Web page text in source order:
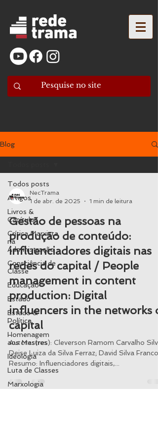
Blog
Todos posts
Artigos
Livros &
Capítulos
Crítica Marxista
na
Administração
Consciência de
Classe
Educação
Estado
Estado &
Política
Homenagem
aos Mestres
Ideologia
Luta de Classes
Marxologia
NecTrama
1 de abr. de 2025
1 min de leitura
Gestão de pessoas na
produção de conteúdo:
influenciadores digitais nas
redes do capital / People
management in content
production: Digital
influencers in the networks
capital
Autoras(res): Cleverson Ramom Carvalho
Deise Luiza da Silva Ferraz; David Silva Franco.
Resumo: Influenciadores digitais,...